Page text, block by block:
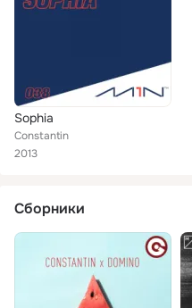
Sophia
Constantin
2013
Сборники